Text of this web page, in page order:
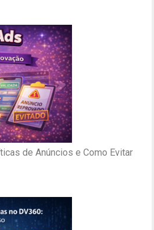
de Anúncios e Como Evitar